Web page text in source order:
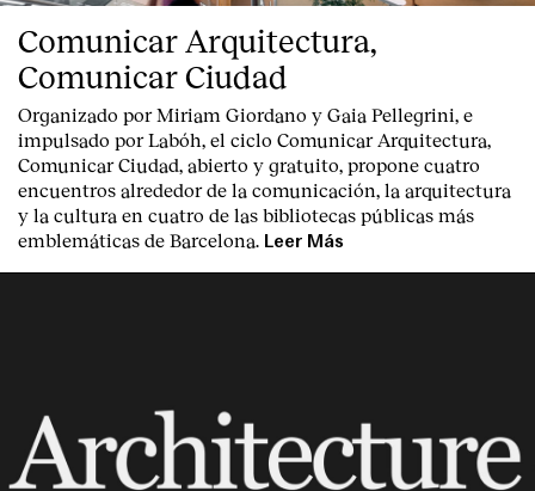
Comunicar Arquitectura,
Comunicar Ciudad
Organizado por Miriam Giordano y Gaia Pellegrini, e
impulsado por Labóh, el ciclo Comunicar Arquitectura,
Comunicar Ciudad, abierto y gratuito, propone cuatro
encuentros alrededor de la comunicación, la arquitectura
y la cultura en cuatro de las bibliotecas públicas más
emblemáticas de Barcelona. Leer Más